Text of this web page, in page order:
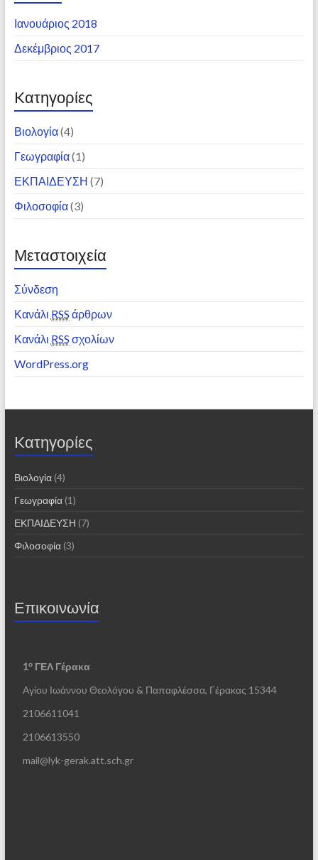
Ιανουάριος 2018
Δεκέμβριος 2017
Kατηγορίες
Βιολογία(4)
Γεωγραφία(1)
ΕΚΠΑΙΔΕΥΣΗ (7)
Φιλοσοφία(3)
Μεταστοιχεία
Σύνδεση
Κανάλι RSS άρθρων
Κανάλι RSS σχολίων
WordPress.org
Kατηγορίες
Βιολογία(4)
Γεωγραφία(1)
ΕΚΠΑΙΔΕΥΣΗ (7)
Φιλοσοφία(3)
Επικοινωνία
1ο ΓΕΛ Γέρακα
Αγίου Ιωάννου Θεολόγου & Παπαφλέσσα, Γέρακας 15344
2106611041
2106613550
mail@lyk-gerak.att.sch.gr